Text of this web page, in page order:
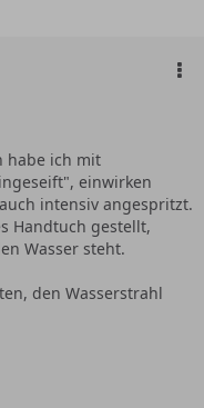
habe ich mit
einwirken
intensiv angespritzt.
Handtuch gestellt,
Wasser steht.
den Wasserstrahl